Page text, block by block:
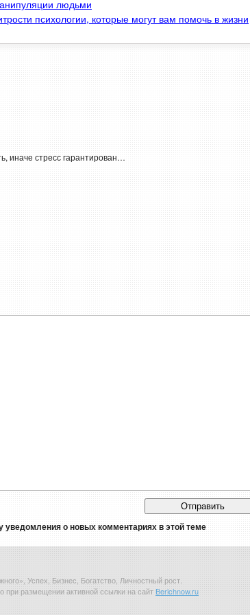
людьми
психологии, которые могут вам помочь в жизни
иначе стресс гарантирован…
уведомления о новых комментариях в этой теме
Успех, Бизнес, Богатство, Личностный рост.
при размещении активной ссылки на сайт Berichnow.ru